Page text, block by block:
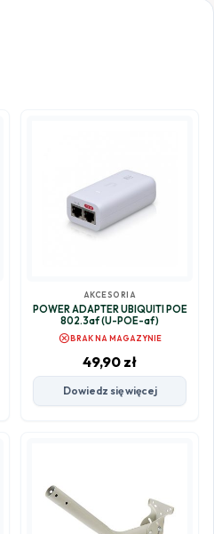
AKCESORIA
POWER ADAPTER UBIQUITI POE
802.3af (U-POE-af)
cancelBRAK NA MAGAZYNIE
49,90 zł
Dowiedz się więcej